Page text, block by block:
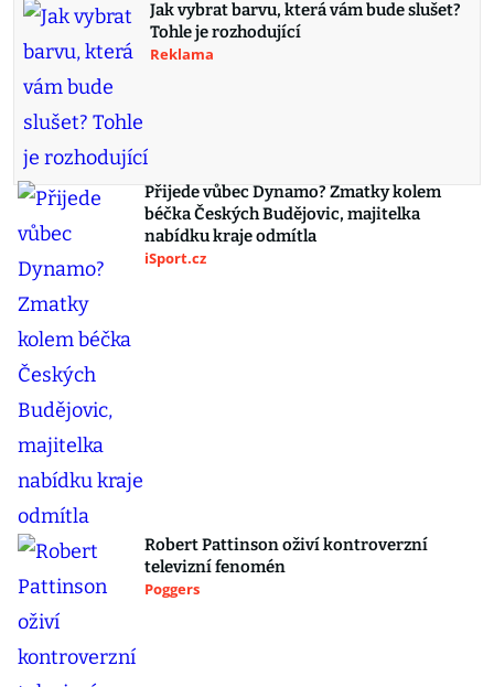
Jak vybrat barvu, která vám bude slušet?
Tohle je rozhodující
Reklama
Přijede vůbec Dynamo? Zmatky kolem
béčka Českých Budějovic, majitelka
nabídku kraje odmítla
iSport.cz
Robert Pattinson oživí kontroverzní
televizní fenomén
Poggers